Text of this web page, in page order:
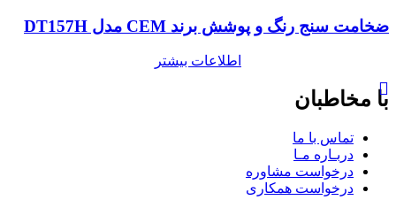
ضخامت سنج رنگ و پوشش برند CEM مدل DT157H
اطلاعات بیشتر
با مخاطبان
تماس با ما
دربـاره مـا
درخواست مشاوره
درخواست همکاری